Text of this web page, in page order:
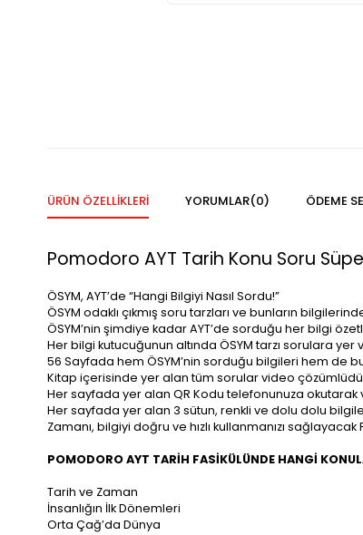
ÜRÜN ÖZELLIKLERI YORUMLAR(0) ÖDEME
Pomodoro AYT Tarih Konu Soru
ÖSYM, AYT’de “Hangi Bilgiyi Nasıl Sordu!”
ÖSYM odaklı çıkmış soru tarzları ve bunların
ÖSYM’nin şimdiye kadar AYT’de sorduğu her bilgi
Her bilgi kutucuğunun altında ÖSYM tarzı sorulara yer
56 Sayfada hem ÖSYM’nin sorduğu bilgileri hem de
Kitap içerisinde yer alan tüm sorular video
Her sayfada yer alan QR Kodu telefonunuza
Her sayfada yer alan 3 sütun, renkli ve dolu dolu
Zamanı, bilgiyi doğru ve hızlı kullanmanızı
POMODORO AYT TARİH FASİKÜLÜNDE HANGİ
Tarih ve Zaman
İnsanlığın İlk Dönemleri
Orta Çağ’da Dünya